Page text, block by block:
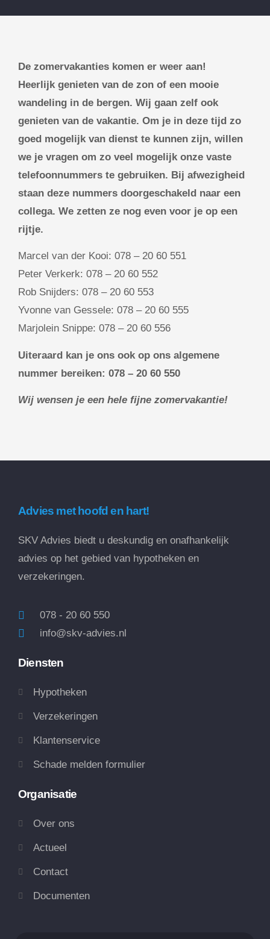
De zomervakanties komen er weer aan!
Heerlijk genieten van de zon of een mooie
wandeling in de bergen. Wij gaan zelf ook
genieten van de vakantie. Om je in deze tijd zo
goed mogelijk van dienst te kunnen zijn, willen
we je vragen om zo veel mogelijk onze vaste
telefoonnummers te gebruiken. Bij afwezigheid
staan deze nummers doorgeschakeld naar een
collega. We zetten ze nog even voor je op een
rijtje.
Marcel van der Kooi: 078 – 20 60 551
Peter Verkerk: 078 – 20 60 552
Rob Snijders: 078 – 20 60 553
Yvonne van Gessele: 078 – 20 60 555
Marjolein Snippe: 078 – 20 60 556
Uiteraard kan je ons ook op ons algemene
nummer bereiken: 078 – 20 60 550
Wij wensen je een hele fijne zomervakantie!
Advies met hoofd en hart!
SKV Advies biedt u deskundig en onafhankelijk
advies op het gebied van hypotheken en
verzekeringen.
078 - 20 60 550
info@skv-advies.nl
Diensten
Hypotheken
Verzekeringen
Klantenservice
Schade melden formulier
Organisatie
Over ons
Actueel
Contact
Documenten